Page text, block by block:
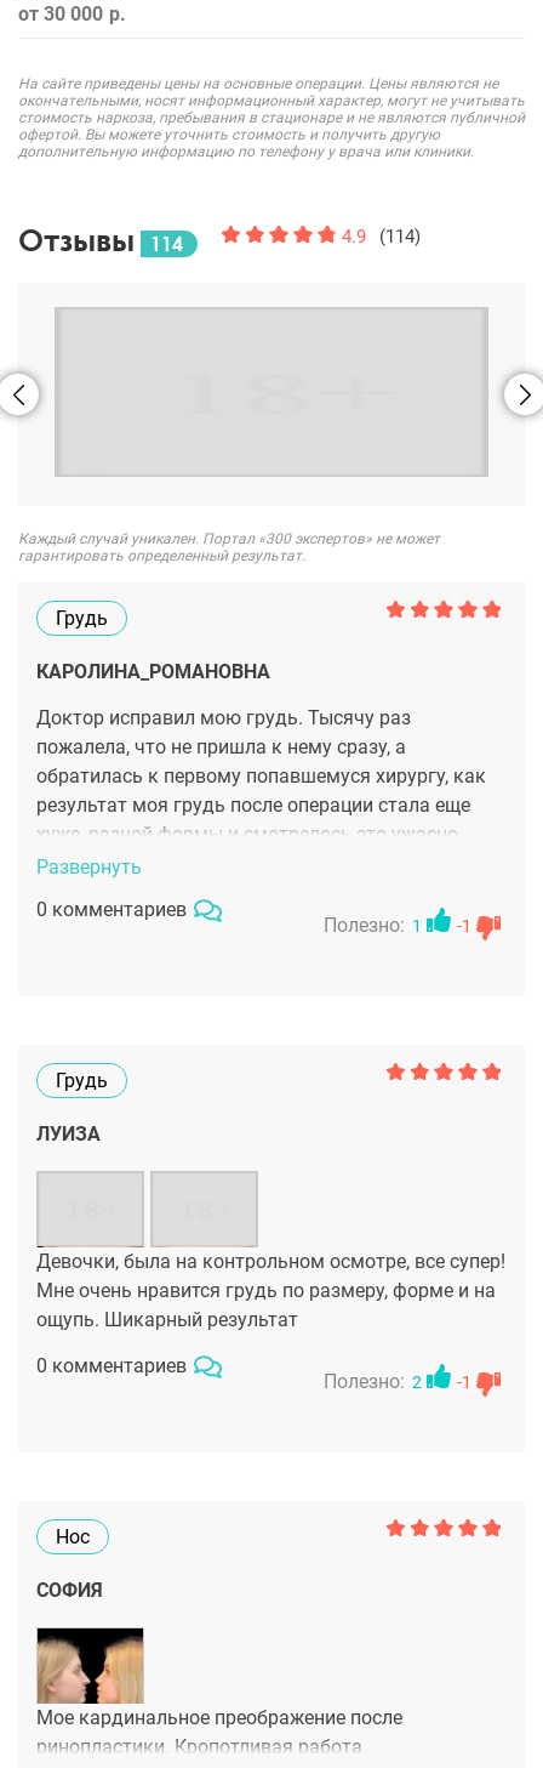
от 30 000
На сайте приведены цены на основные операции. Цены являются не
окончательными, носят информационный характер, могут не учитывать
стоимость наркоза, пребывания в стационаре и не являются публичной
офертой. Вы можете уточнить стоимость и получить другую
дополнительную информацию по телефону у врача или клиники.
Отзывы 114 4.9 (114)
Каждый случай уникален. Портал «300 экспертов» не может
гарантировать определенный результат.
Грудь
КАРОЛИНА_РОМАНОВНА
Доктор исправил мою грудь. Тысячу раз
пожалела, что не пришла к нему сразу, а
обратилась к первому попавшемуся хирургу, как
результат моя грудь после операции стала еще
хуже, разной формы и смотрелось это ужасно.
Тигран Альбертович устранил ошибки горе хирурга
аккуратные и скоро посветлеют. Первые дни
Развернуть
0 комментариев
Полезно: 1 -1
Грудь
ЛУИЗА
Девочки, была на контрольном осмотре, все супер!
Мне очень нравится грудь по размеру, форме и на
ощупь. Шикарный результат
0 комментариев
Полезно: 2 -1
Нос
СОФИЯ
Мое кардинальное преображение после
ринопластики. Кропотливая работа